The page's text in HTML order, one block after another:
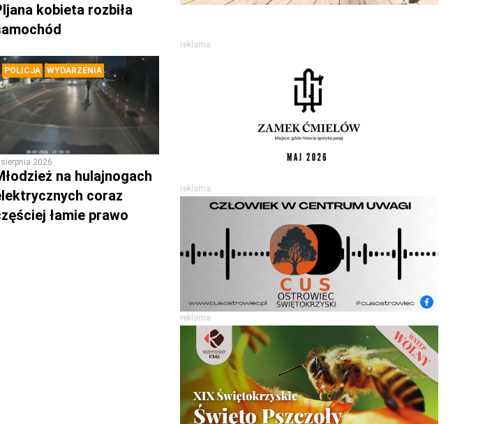
kobieta rozbiła
POLICJA WYDARZENIA
2026
na hulajnogach
coraz
łamie prawo
reklama
reklama
reklama